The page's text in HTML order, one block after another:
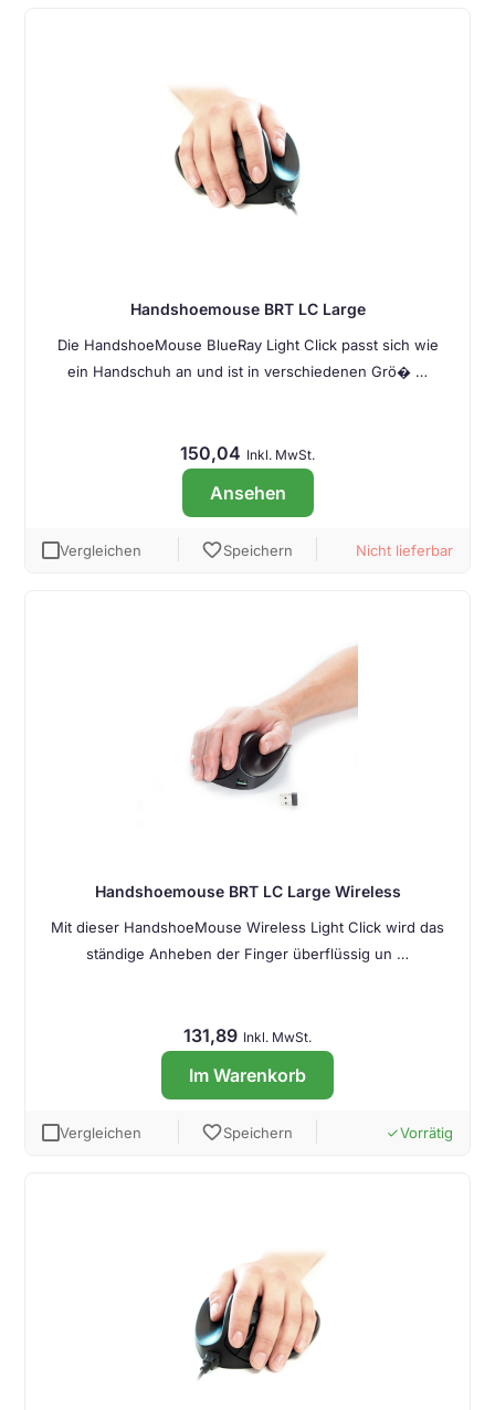
Handshoemouse BRT LC Large
Die HandshoeMouse BlueRay Light Click passt sich wie
ein Handschuh an und ist in verschiedenen Grö� …
150,04 Inkl. MwSt.
Ansehen
Vergleichen favoriteSpeichern Nicht lieferbar
Handshoemouse BRT LC Large Wireless
Mit dieser HandshoeMouse Wireless Light Click wird das
ständige Anheben der Finger überflüssig un …
131,89 Inkl. MwSt.
Im Warenkorb
Vergleichen favoriteSpeichern doneVorrätig